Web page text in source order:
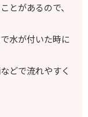
とがあるので、
水が付いた時に
どで流れやすく